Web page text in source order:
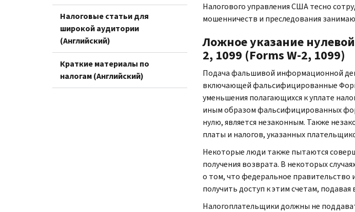
Налоговые статьи для
широкой аудитории
(Английский)
Краткие материалы по
налогам (Английский)
Налогового управления США тесно
мошенничеств и преследования
Ложное указание
2, 1099 (Forms W-2, 1099)
Подача фальшивой информационной
включающей фальсифицированные
уменьшения полагающихся к уплате
иным образом фальсифицированных
нулю, является незаконным. Также
платы и налогов, указанных
Некоторые люди также пытаются
получения возврата. В некоторых
о том, что федеральное правительство
получить доступ к этим счетам,
Налогоплательщики должны не